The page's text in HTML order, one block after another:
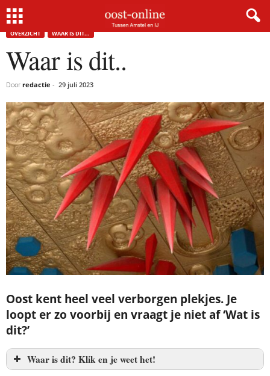
Home
OVERZICHT WAAR IS DIT...
Waar is dit..
Door redactie - 29 juli 2023
Oost kent heel veel verborgen plekjes. Je
loopt er zo voorbij en vraagt je niet af ‘Wat is
dit?’
Waar is dit? Klik en je weet het!